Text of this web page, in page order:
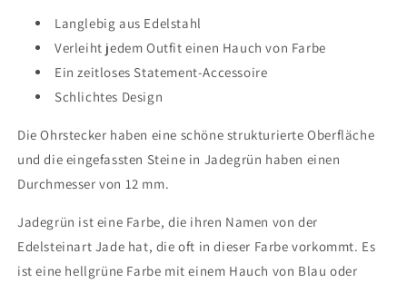
Langlebig aus Edelstahl
Verleiht jedem Outfit einen Hauch von Farbe
Ein zeitloses Statement-Accessoire
Schlichtes Design
Die Ohrstecker haben eine schöne strukturierte Oberfläche
und die eingefassten Steine in Jadegrün haben einen
Durchmesser von 12 mm.
Jadegrün ist eine Farbe, die ihren Namen von der
Edelsteinart Jade hat, die oft in dieser Farbe vorkommt. Es
ist eine hellgrüne Farbe mit einem Hauch von Blau oder